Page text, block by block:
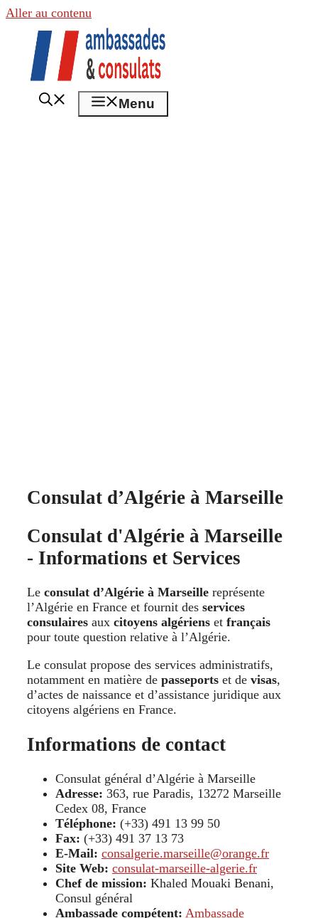
Aller au contenu
Menu
Consulat d’Algérie à Marseille
Consulat d'Algérie à Marseille
- Informations et Services
Le consulat d’Algérie à Marseille représente
l’Algérie en France et fournit des services
consulaires aux citoyens algériens et français
pour toute question relative à l’Algérie.
Le consulat propose des services administratifs,
notamment en matière de passeports et de visas,
d’actes de naissance et d’assistance juridique aux
citoyens algériens en France.
Informations de contact
Consulat général d’Algérie à Marseille
Adresse: 363, rue Paradis, 13272 Marseille
Cedex 08, France
Téléphone: (+33) 491 13 99 50
Fax: (+33) 491 37 13 73
E-Mail: consalgerie.marseille@orange.fr
Site Web: consulat-marseille-algerie.fr
Chef de mission: Khaled Mouaki Benani,
Consul général
Ambassade compétent: Ambassade